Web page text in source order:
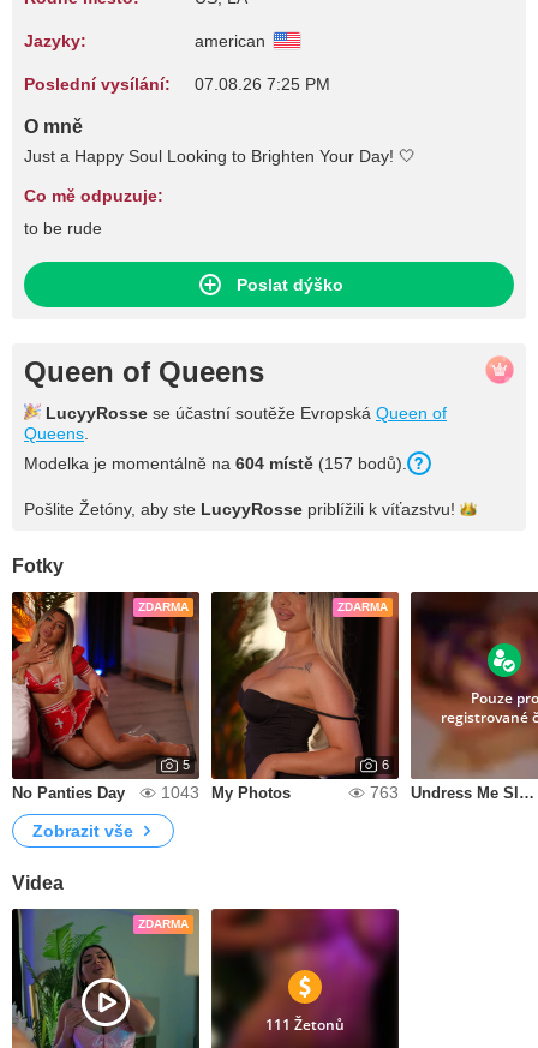
Jazyky: american
Poslední vysílání: 07.08.26 7:25 PM
O mně
Just a Happy Soul Looking to Brighten Your Day! 🤍
Co mě odpuzuje:
to be rude
Poslat dýško
Queen of Queens
LucyyRosse se účastní soutěže Evropská Queen of
Queens
Modelka je momentálně na 604 místě (157 bodů).
Pošlite Žetóny, aby ste LucyyRosse priblížili k víťazstvu!
Fotky
ZDARMA
5
No Panties Day 1043
ZDARMA
6
My Photos 763
Pouze pro
registrované
Undress Me Slowly
Zobrazit vše
Videa
ZDARMA
111 Žetonů